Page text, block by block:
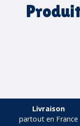
Livraison
partout en France